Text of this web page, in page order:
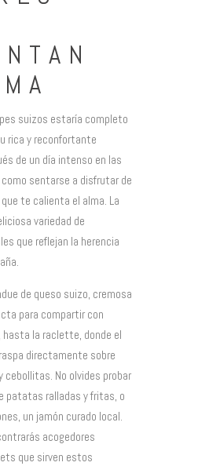
suizos estaría completo
rica y reconfortante
de un día intenso en las
sentarse a disfrutar de
te calienta el alma. La
variedad de
que reflejan la herencia
de queso suizo, cremosa
para compartir con
hasta la raclette, donde el
directamente sobre
No olvides probar
patatas ralladas y fritas, o
un jamón curado local.
acogedores
que sirven estos